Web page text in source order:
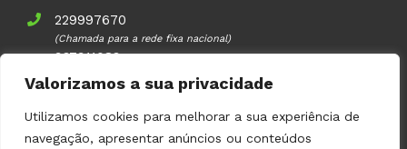
Valorizamos a sua privacidade
Utilizamos cookies para melhorar a sua experiência de
navegação, apresentar anúncios ou conteúdos
229997670
(Chamada para a rede fixa nacional)
937911083
(Chamada para a rede móvel nacional)
geral@volupal.pt